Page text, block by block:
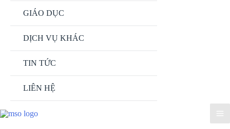
GIÁO DỤC
DỊCH VỤ KHÁC
TIN TỨC
LIÊN HỆ